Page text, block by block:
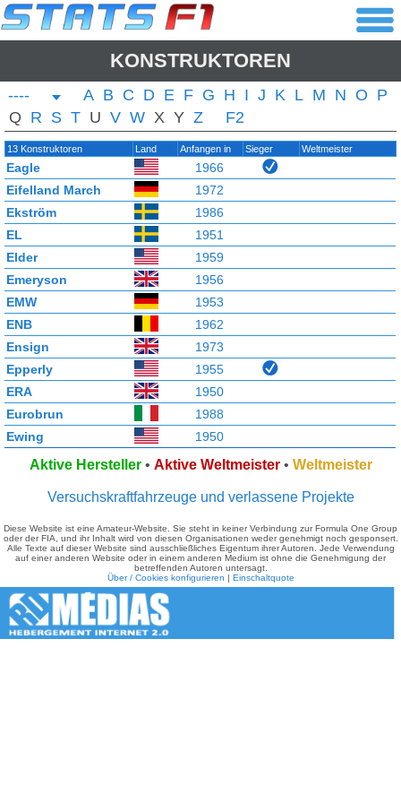
KONSTRUKTOREN
---- A B C D E F G H I J K L M N O P
Q R S T U V W X Y Z F2
13 Konstruktoren Land Anfangen in Sieger Weltmeister
Eagle
1966
Eifelland March
1972
Ekström
1986
EL
1951
Elder
1959
Emeryson
1956
EMW
1953
ENB
1962
Ensign
1973
Epperly
1955
ERA
1950
Eurobrun
1988
Ewing
1950
Aktive Hersteller• Aktive Weltmeister• Weltmeister
Versuchskraftfahrzeuge und verlassene Projekte
Diese Website ist eine Amateur-Website. Sie steht in keiner Verbindung zur Formula One Group
oder der FIA, und ihr Inhalt wird von diesen Organisationen weder genehmigt noch gesponsert.
Alle Texte auf dieser Website sind ausschließliches Eigentum ihrer Autoren. Jede Verwendung
auf einer anderen Website oder in einem anderen Medium ist ohne die Genehmigung der
betreffenden Autoren untersagt.
Über / Cookies konfigurieren | Einschaltquote